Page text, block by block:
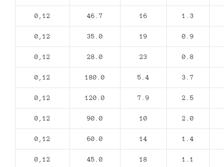
0,12 46.7 16 1.3
0,12 35.0 19 0.9
0,12 28.0 23 0.8
0,12 180.0 5.4 3.7
0,12 120.0 7.9 2.5
0,12 90.0 10 2.0
0,12 60.0 14 1.4
0,12 45.0 18 1.1